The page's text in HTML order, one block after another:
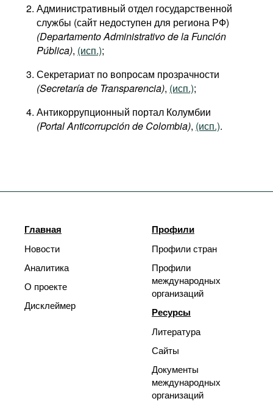
Административный отдел государственной
службы (сайт недоступен для региона РФ)
(Departamento Administrativo de la Función
Pública), (исп.);
Секретариат по вопросам прозрачности
(Secretaría de Transparencia), (исп.);
Антикоррупционный портал Колумбии
(Portal Anticorrupción de Colombia), (исп.).
Главная
Новости
Аналитика
О проекте
Дисклеймер
Профили
Профили стран
Профили
международных
организаций
Ресурсы
Литература
Сайты
Документы
международных
организаций